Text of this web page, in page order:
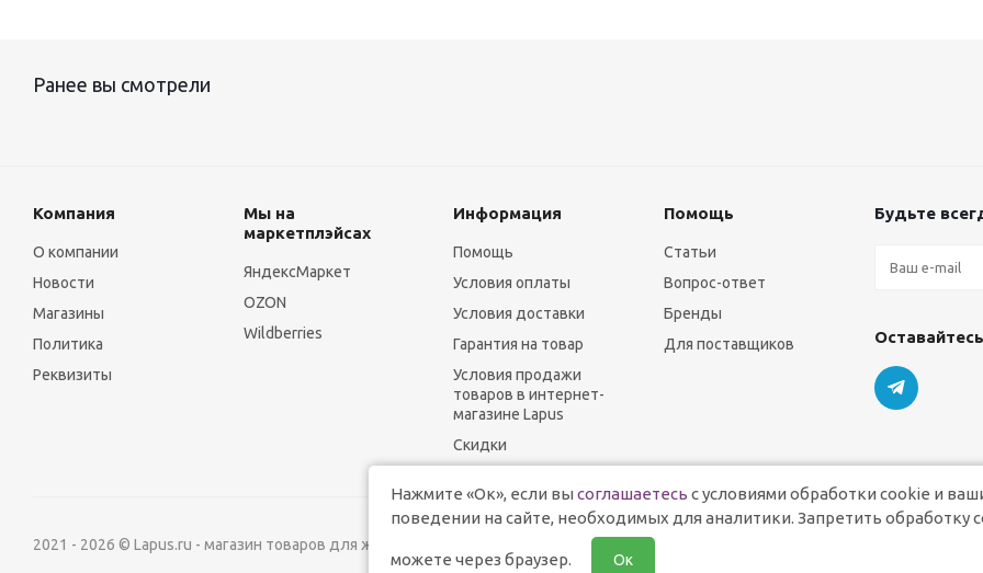
Ранее вы смотрели
Компания
О компании
Новости
Магазины
Политика
Реквизиты
Мы на
маркетплэйсах
ЯндексМаркет
OZON
Wildberries
Информация
Помощь
Условия оплаты
Условия доставки
Гарантия на товар
Условия продажи
товаров в интернет-
магазине Lapus
Скидки
Помощь
Статьи
Вопрос-ответ
Бренды
Для поставщиков
Будьте
2021 - 2026 © Lapus.ru - магазин товаров для животных.
Нажмите «Ок», если вы соглашаетесь с условиями обработки cookie и
поведении на сайте, необходимых для аналитики. Запретить обработку
можете через браузер. Ок